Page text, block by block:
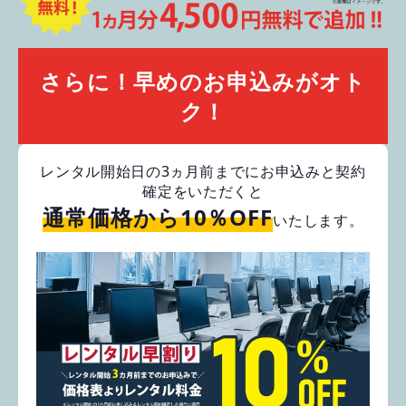
さらに！早めのお申込みがオト
ク！
レンタル開始日の3ヵ月前までにお申込みと契約
確定をいただくと
通常価格から10％OFFいたします。